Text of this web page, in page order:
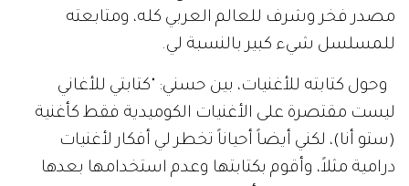
مصدر فخر وشرف للعالم العربي كله، ومتابعته
للمسلسل شيء كبير بالنسبة لي.
وحول كتابته للأغنيات، بين حسني: "كتابتي للأغاني
ليست مقتصرة على الأغنيات الكوميدية فقط كأغنية
(ستو أنا)، لكني أيضاً أحياناً تخطر لي أفكار لأغنيات
درامية مثلاً، وأقوم بكتابتها وعدم استخدامها بعدها